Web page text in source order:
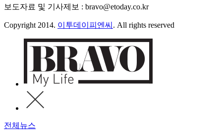
보도자료 및 기사제보 : bravo@etoday.co.kr
Copyright 2014. 이투데이피엔씨 . All rights reserved
전체뉴스